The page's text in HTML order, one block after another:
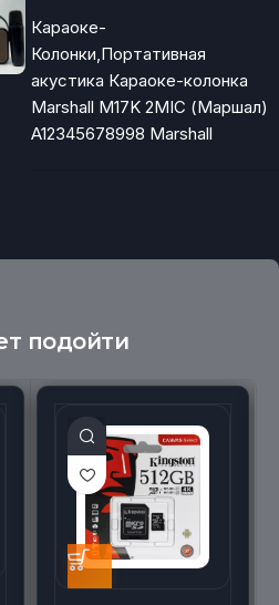
Караоке-
Колонки,Портативная
акустика Караоке-колонка
Marshall M17K 2MIC (Маршал)
A12345678998 Marshall
подойти